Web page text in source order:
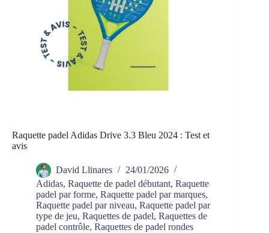
Raquette padel Adidas Drive 3.3 Bleu 2024 : Test et
avis
David Llinares
24/01/2026
Adidas, Raquette de padel débutant, Raquette
padel par forme, Raquette padel par marques,
Raquette padel par niveau, Raquette padel par
type de jeu, Raquettes de padel, Raquettes de
padel contrôle, Raquettes de padel rondes